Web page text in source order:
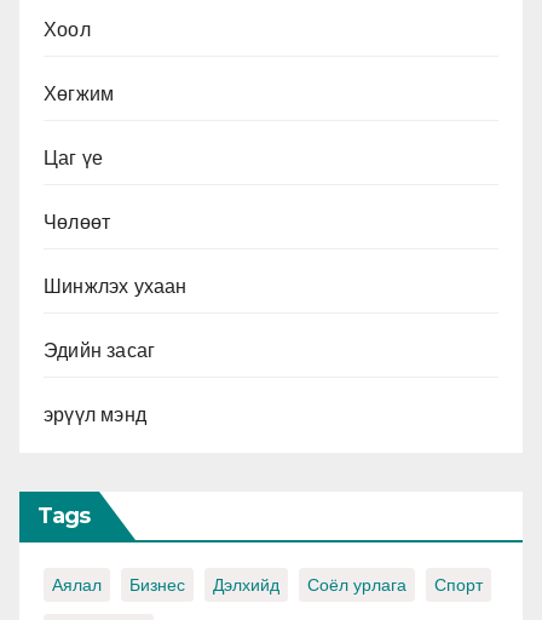
Хоол
Хөгжим
Цаг үе
Чөлөөт
Шинжлэх ухаан
Эдийн засаг
эрүүл мэнд
Tags
Аялал Бизнес Дэлхийд Соёл урлага Спорт